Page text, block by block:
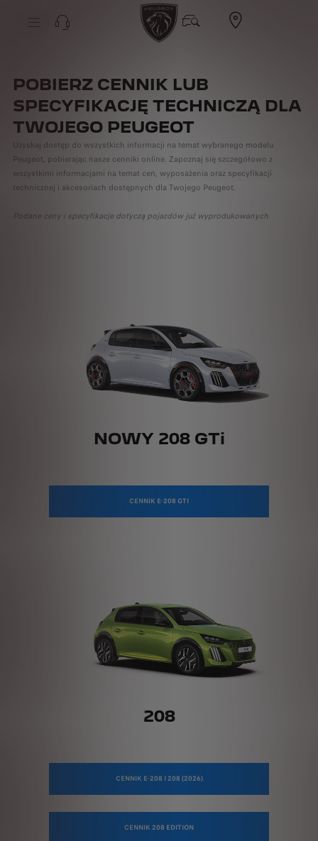
POBIERZ CENNIK LUB
SPECYFIKACJĘ TECHNICZĄ DLA
TWOJEGO PEUGEOT
Uzyskaj dostęp do wszystkich informacji na temat wybranego modelu
Peugeot, pobierając nasze cenniki online. Zapoznaj się szczegółowo z
wszystkimi informacjami na temat cen, wyposażenia oraz specyfikacji
technicznej i akcesoriach dostępnych dla Twojego Peugeot.
Podane ceny i specyfikacje dotyczą pojazdów już wyprodukowanych.
NOWY 208 GTi
CENNIK E-208 GTI
208
CENNIK E-208 I 208 (2026)
CENNIK 208 EDITION